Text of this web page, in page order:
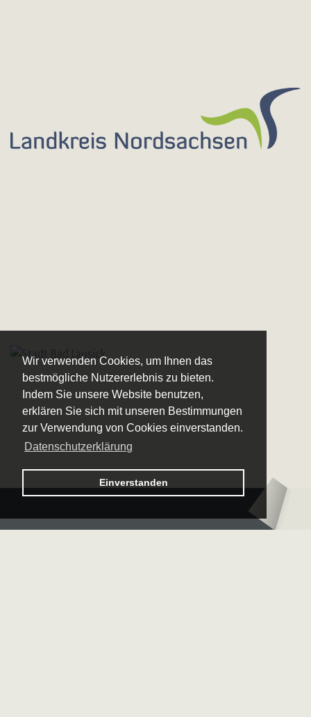
Wir verwenden Cookies, um Ihnen das
bestmögliche Nutzererlebnis zu bieten.
Indem Sie unsere Website benutzen,
erklären Sie sich mit unseren Bestimmungen
zur Verwendung von Cookies einverstanden.
Datenschutzerklärung
Einverstanden
Logo – Sächsische Bläserphilharmonie
Logo – Deutsche